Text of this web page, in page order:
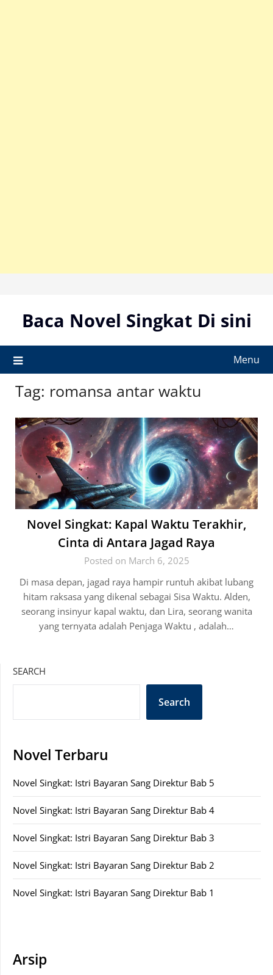
contentBaca Novel Singkat Di sini
Menu
Tag: romansa antar waktu
Novel Singkat: Kapal Waktu Terakhir,
Cinta di Antara Jagad Raya
Posted on March 6, 2025
Di masa depan, jagad raya hampir runtuh akibat lubang
hitam raksasa yang dikenal sebagai Sisa Waktu. Alden,
seorang insinyur kapal waktu, dan Lira, seorang wanita
yang ternyata adalah Penjaga Waktu , adalah…
SEARCH
Search
Novel Terbaru
Novel Singkat: Istri Bayaran Sang Direktur Bab 5
Novel Singkat: Istri Bayaran Sang Direktur Bab 4
Novel Singkat: Istri Bayaran Sang Direktur Bab 3
Novel Singkat: Istri Bayaran Sang Direktur Bab 2
Novel Singkat: Istri Bayaran Sang Direktur Bab 1
Arsip